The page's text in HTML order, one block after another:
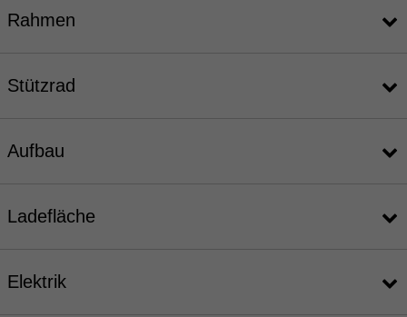
Rahmen
Stützrad
Aufbau
Ladefläche
Elektrik